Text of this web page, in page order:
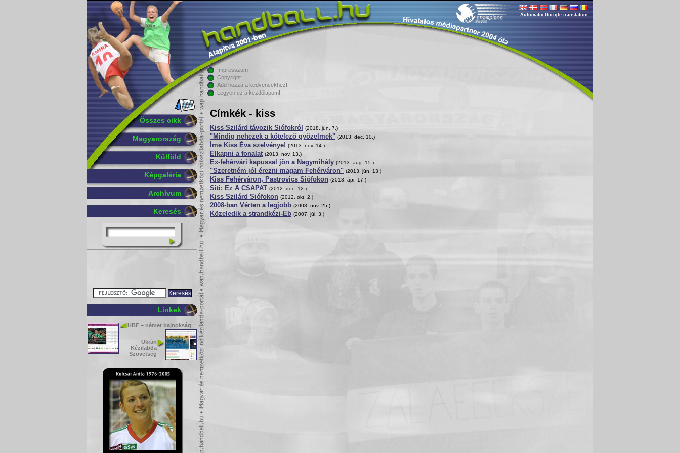
Összes cikk
Magyarország
Külföld
Képgaléria
Archívum
Keresés
Linkek
HBF – német bajnokság
Ukrán
Kézilabda
Szövetség
Automatic Google translation
Impresszum
Copyright
Add hozzá a kedvencekhez!
Legyen ez a kezdőlapom!
Címkék - kiss
Kiss Szilárd távozik Siófokról (2018. jún. 7.)
"Mindig nehezek a kötelező győzelmek" (2013. dec. 10.)
Íme Kiss Éva szelvénye! (2013. nov. 14.)
Elkapni a fonalat (2013. nov. 13.)
Ex-fehérvári kapussal jön a Nagymihály (2013. aug. 15.)
"Szeretném jól érezni magam Fehérváron" (2013. jún. 13.)
Kiss Fehérváron, Pastrovics Siófokon (2013. ápr. 17.)
Siti: Ez A CSAPAT (2012. dec. 12.)
Kiss Szilárd Siófokon (2012. okt. 2.)
2008-ban Vérten a legjobb (2008. nov. 25.)
Közeledik a strandkézi-Eb (2007. júl. 3.)